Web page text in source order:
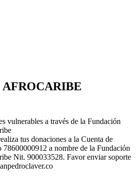
vulnerables a través de la Fundación
tus donaciones a la Cuenta de
a nombre de la Fundación
Nit. 900033528. Favor enviar soporte